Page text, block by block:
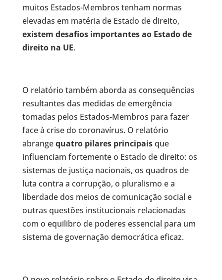
muitos Estados-Membros tenham normas
elevadas em matéria de Estado de direito,
existem desafios importantes ao Estado de
direito na UE.
O relatório também aborda as consequências
resultantes das medidas de emergência
tomadas pelos Estados-Membros para fazer
face à crise do coronavírus. O relatório
abrangequatro pilares principaisque
influenciam fortemente o Estado de direito: os
sistemas de justiça nacionais, os quadros de
luta contra a corrupção, o pluralismo e a
liberdade dos meios de comunicação social e
outras questões institucionais relacionadas
com o equilibro de poderes essencial para um
sistema de governação democrática eficaz.